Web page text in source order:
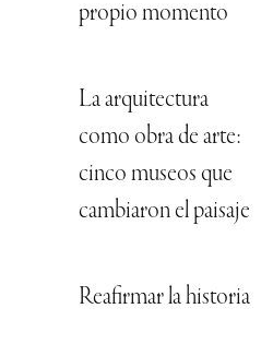
propio momento
La arquitectura
como obra de arte:
cinco museos que
cambiaron el paisaje
Reafirmar la historia